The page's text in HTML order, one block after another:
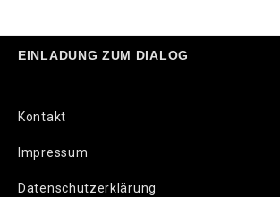
EINLADUNG ZUM DIALOG
Kontakt
Impressum
Datenschutzerklärung